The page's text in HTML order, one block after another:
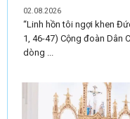
02.08.2026
“Linh hồn tôi ngợi khen
1, 46-47) Cộng đoàn Dân
dòng ...